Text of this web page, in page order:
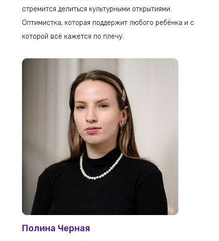
стремится делиться культурными открытиями.
Оптимистка, которая поддержит любого ребёнка и с
которой всё кажется по плечу.
Полина Черная